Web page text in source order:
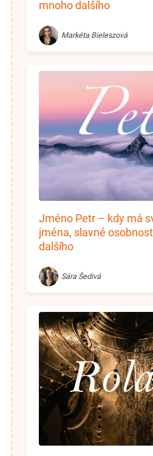
mnoho dalšího
Markéta Bieleszová
Jméno Petr – kdy má
jména, slavné
dalšího
Sára Šedivá